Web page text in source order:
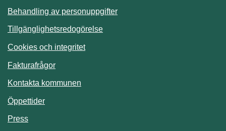
Behandling av personuppgifter
Tillgänglighetsredogörelse
Cookies och integritet
Fakturafrågor
Kontakta kommunen
Öppettider
Press